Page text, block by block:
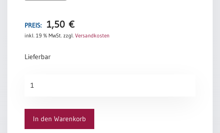
PREIS: 1,50 €
inkl. 19 % MwSt. zzgl. Versandkosten
Lieferbar
Anfang
In den Warenkorb